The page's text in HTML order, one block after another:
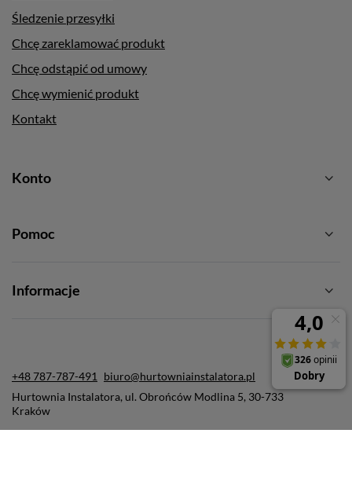
Śledzenie przesyłki
Chcę zareklamować produkt
Chcę odstąpić od umowy
Chcę wymienić produkt
Kontakt
Konto
Pomoc
Informacje
+48 787-787-491 biuro@hurtowniainstalatora.pl
Hurtownia Instalatora, ul. Obrońców Modlina 5, 30-733
Kraków